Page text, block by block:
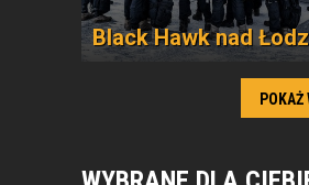
Black Hawk nad